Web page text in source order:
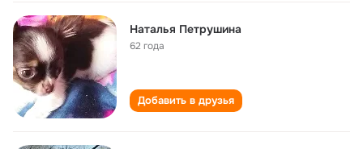
Наталья Петрушина
62 года
Добавить в друзья